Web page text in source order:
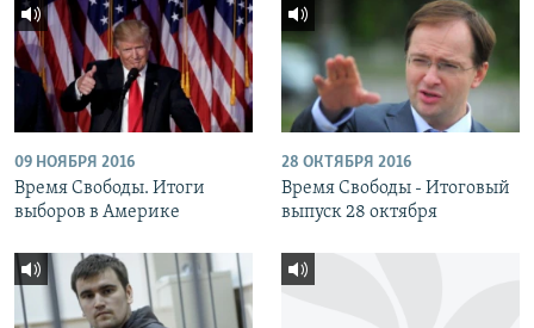
09 НОЯБРЯ 2016
Время Свободы. Итоги
выборов в Америке
28 ОКТЯБРЯ 2016
Время Свободы - Итоговый
выпуск 28 октября